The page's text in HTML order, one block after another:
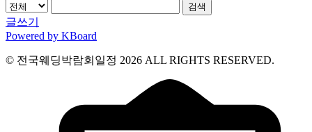
검색
글쓰기
Powered by KBoard
© 전국웨딩박람회일정 2026 ALL RIGHTS RESERVED.